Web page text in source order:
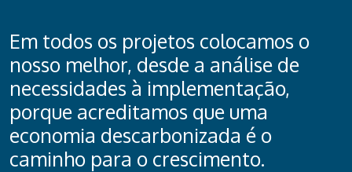
Em todos os projetos colocamos o
nosso melhor, desde a análise de
necessidades à implementação,
porque acreditamos que uma
economia descarbonizada é o
caminho para o crescimento.